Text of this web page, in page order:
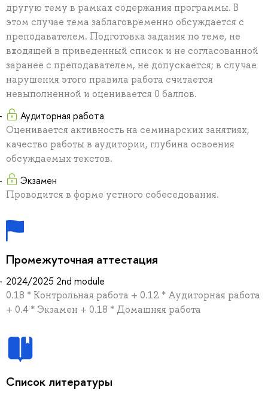
другую тему в рамках содержания программы. В
этом случае тема заблаговременно обсуждается с
преподавателем. Подготовка задания по теме, не
входящей в приведенный список и не согласованной
заранее с преподавателем, не допускается; в случае
нарушения этого правила работа считается
невыполненной и оценивается 0 баллов.
Аудиторная работа
Оценивается активность на семинарских занятиях,
качество работы в аудитории, глубина освоения
обсуждаемых текстов.
Экзамен
Проводится в форме устного собеседования.
Промежуточная аттестация
2024/2025 2nd module
0.18 * Контрольная работа + 0.12 * Аудиторная работа
+ 0.4 * Экзамен + 0.18 * Домашняя работа
Список литературы